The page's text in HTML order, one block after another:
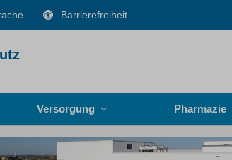
Barrierefreiheit
Versorgung Pharmazie